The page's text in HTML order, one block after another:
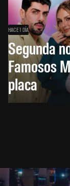
HACE 1 DÍA
Segunda
Famosos
placa